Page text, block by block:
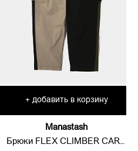
+ добавить в корзину
Manastash
Брюки FLEX CLIMBER CARGO